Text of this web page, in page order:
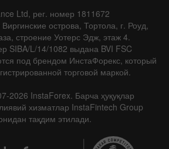
Ltd, рег. номер 1811672
острова, Тортола, г. Роуд,
строение Уотерс Эдж, этаж 4.
SIBA/L/14/1082 выдана BVI FSC
под брендом ИнстаФорекс, который
торговой маркой.
2026 InstaForex. Барча ҳуқуқлар
хизматлар InstaFintech Group
тақдим этилади.